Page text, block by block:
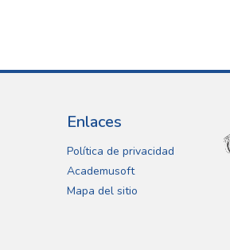
Enlaces
Política de privacidad
Academusoft
Mapa del sitio